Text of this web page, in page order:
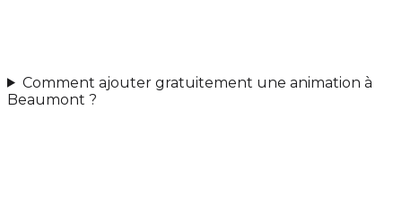
Comment ajouter gratuitement une animation à
Beaumont ?